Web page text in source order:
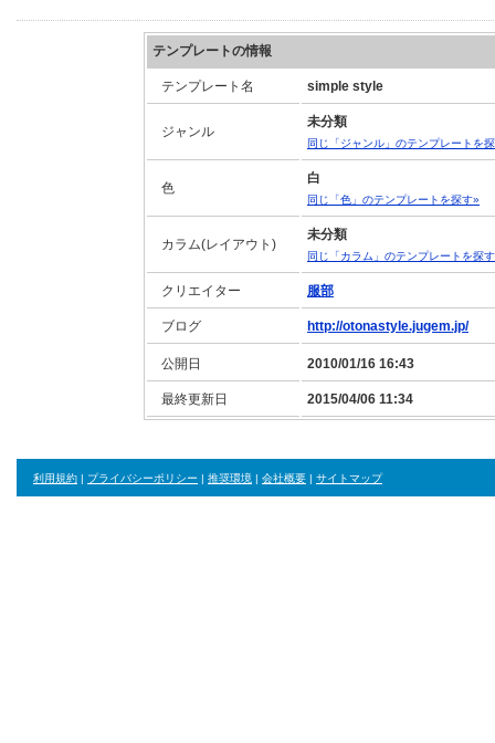
テンプレートの情報
テンプレート名 simple style
ジャンル
未分類
同じ「ジャンル」のテンプレートを
色
白
同じ「色」のテンプレートを探す»
カラム(レイアウト)
未分類
同じ「カラム」のテンプレートを探
クリエイター 服部
ブログ http://otonastyle.jugem.jp/
公開日 2010/01/16 16:43
最終更新日 2015/04/06 11:34
利用規約 | プライバシーポリシー | 推奨環境 | 会社概要 | サイトマップ